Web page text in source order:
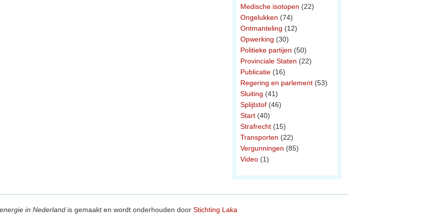
Medische isotopen (22)
Ongelukken (74)
Ontmanteling (12)
Opwerking (30)
Politieke partijen (50)
Provinciale Staten (22)
Publicatie (16)
Regering en parlement (53)
Sluiting (41)
Splijtstof (46)
Start (40)
Strafrecht (15)
Transporten (22)
Vergunningen (85)
Video (1)
in Nederland is gemaakt en wordt onderhouden door Stichting Laka